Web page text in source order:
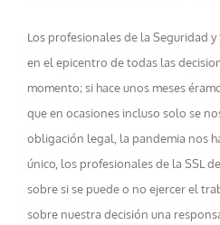
Los profesionales de la Seguridad
en el epicentro de todas las
momento; si hace unos meses
que en ocasiones incluso solo se
obligación legal, la pandemia nos
único, los profesionales de la SSL
sobre si se puede o no ejercer el
sobre nuestra decisión una